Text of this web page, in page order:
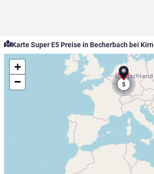
Karte Super E5 Preise in Becherbach bei Kirn
5
+
−